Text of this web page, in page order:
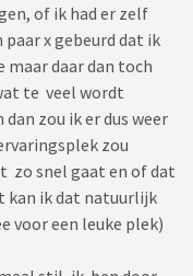
of ik had er zelf
x gebeurd dat ik
maar daar dan toch
te veel wordt
zou ik er dus weer
zou
zo snel gaat en of dat
kan ik dat natuurlijk
voor een leuke plek)